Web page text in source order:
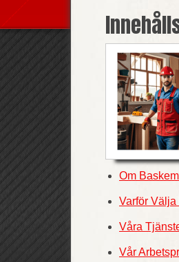
Om
Varför
Våra
Vår